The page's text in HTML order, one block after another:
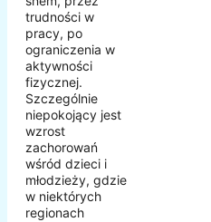
trudności w
pracy, po
ograniczenia w
aktywności
fizycznej.
Szczególnie
niepokojący jest
wzrost
zachorowań
wśród dzieci i
młodzieży, gdzie
w niektórych
regionach